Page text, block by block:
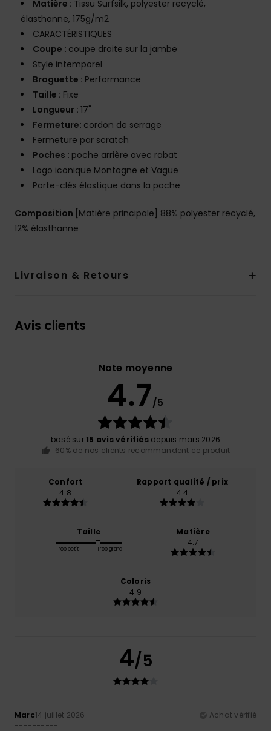
Matière : Tissu Surfsilk, polyester recyclé,
élasthanne, 175g/m2
CARACTÉRISTIQUES
Coupe : coupe droite sur la jambe
Style intemporel
Braguette : Performance
Taille : Fixe
Longueur : 17"
Fermeture: cordon de serrage
Fermeture par scratch
Poches : poche arrière avec rabat
Logo iconique Montagne et Vague
Porte-clés élastique dans la poche
Composition [Matière principale] 88% polyester recyclé,
12% élasthanne
Livraison & Retours
Avis clients
Note moyenne
4.7/5
basé sur 15 avis vérifiésdepuis mars 2026
60% de nos clients recommandent ce produit
Confort
4.8
Rapport qualité / prix
4.4
Taille
Trop petit Trop grand
Matière
4.7
Coloris
4.9
4/5
Marc14 juillet 2026
Achat vérifié
----------